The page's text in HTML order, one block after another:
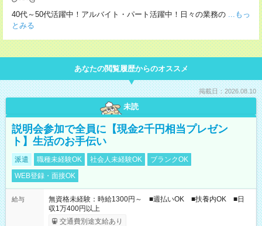
40代～50代活躍中！アルバイト・パート活躍中！日々の業務の ...もっ
とみる
あなたの閲覧履歴からのオススメ
掲載日：2026.08.10
未読
説明会参加で全員に【現金2千円相当プレゼン
ト】生活のお手伝い
派遣 職種未経験OK 社会人未経験OK
ブランクOK
WEB登録・面接OK
給与
無資格未経験：時給1300円～ ■週払いOK ■扶養内OK ■日
収1万400円以上
交通費別途支給あり